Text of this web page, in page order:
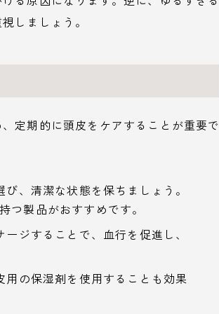
しましょう。
定期的に頭皮をケアすることが重要で
、清潔な状態を保ちましょう。
つ製品がおすすめです。
ジすることで、血行を促進し、
の保湿剤を使用することも効果